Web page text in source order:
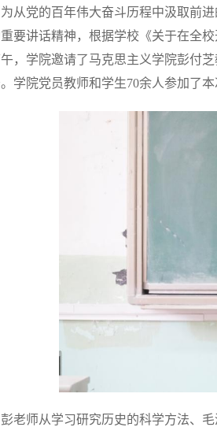
为从党的百年伟大奋斗历程中汲取前
重要讲话精神，根据学校《关于在全
午，学院邀请了马克思主义学院彭付
学院党员教师和学生70余人参加了
彭老师从学习研究历史的科学方法、